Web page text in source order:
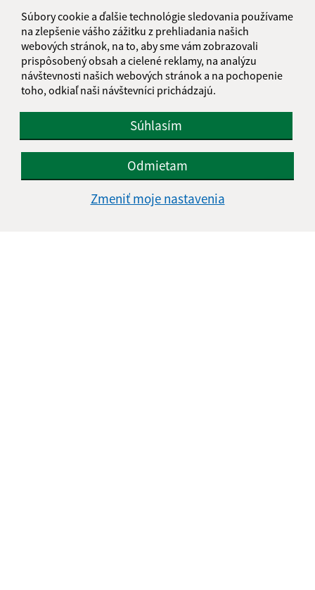
Súbory cookie a ďalšie technológie sledovania používame
na zlepšenie vášho zážitku z prehliadania našich
webových stránok, na to, aby sme vám zobrazovali
prispôsobený obsah a cielené reklamy, na analýzu
návštevnosti našich webových stránok a na pochopenie
toho, odkiaľ naši návštevníci prichádzajú.
Súhlasím
Odmietam
Zmeniť moje nastavenia
072 52 Jenkovce
info@tasula.sk
+421 56 659 82 60
IČO: 00325872